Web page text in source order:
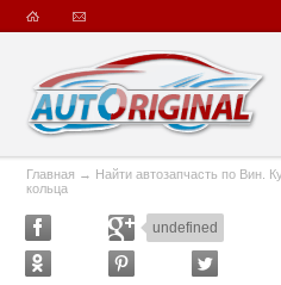
Главная → Найти автозапчасть по Вин.
кольца
undefined